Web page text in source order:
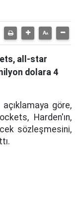
all-star
dolara 4
göre,
Harden'ın,
sözleşmesini,